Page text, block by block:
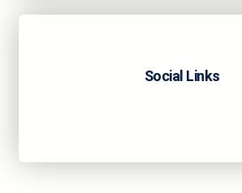
Social Links